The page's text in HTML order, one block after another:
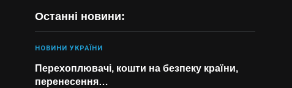
Останні новини:
НОВИНИ УКРАЇНИ
Перехоплювачі, кошти на безпеку країни,
перенесення…